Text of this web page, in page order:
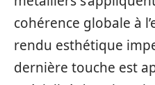
cohérence globale à
rendu esthétique
dernière touche est